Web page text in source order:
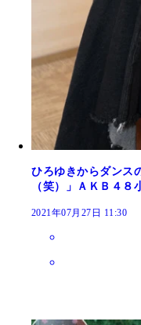
ひろゆきからダンス
（笑）」ＡＫＢ４８
2021年07月27日 11:30